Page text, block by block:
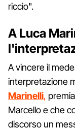
riccio".
A Luca
A vincere il
interpretazione
Marinelli,
Marcello e che
discorso un